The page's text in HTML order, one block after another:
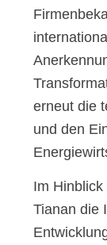
erneut die
und den
Im
Tianan die